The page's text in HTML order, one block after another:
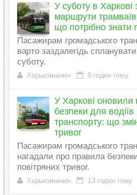
У суботу в Харкові
маршрути трамваїв
що потрібно знати
Пасажирам громадського
варто заздалегідь
суботу.
Харьковчанин 8 годин тому
У Харкові оновили
безпеки для
транспорту: що
тривог
Пасажирам громадського
нагадали про правила
повітряних тривог.
Харьковчанин 13 годин тому